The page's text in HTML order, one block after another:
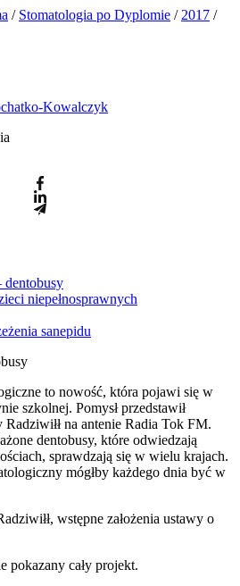
/ Stomatologia po Dyplomie / 2017 /
Kowalczyk
dentobusy
niepełnosprawnych
sanepidu
to nowość, która pojawi się w
szkolnej. Pomysł przedstawił
na antenie Radia Tok FM.
dentobusy, które odwiedzają
sprawdzają się w wielu krajach.
mógłby każdego dnia być w
wstępne założenia ustawy o
pokazany cały projekt.